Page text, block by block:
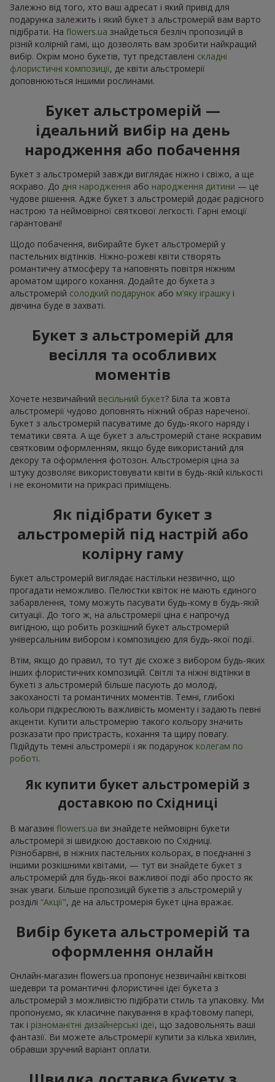
Залежно від того, хто ваш адресат і який привід для
подарунка залежить і який букет з альстромерій вам варто
підібрати. На flowers.ua знайдеться безліч пропозицій в
різній колірній гамі, що дозволять вам зробити найкращий
вибір. Окрім моно букетів, тут представлені складні
флористичні композиції, де квіти альстромерії
доповнюються іншими рослинами.
Букет альстромерій —
ідеальний вибір на день
народження або побачення
Букет з альстромерій завжди виглядає ніжно і свіжо, а ще
яскраво. До дня народження або народження дитини — це
чудове рішення. Адже букет з альстромерій додає радісного
настрою та неймовірної святкової легкості. Гарні емоції
гарантовані!
Щодо побачення, вибирайте букет альстромерій у
пастельних відтінків. Ніжно-рожеві квіти створять
романтичну атмосферу та наповнять повітря ніжним
ароматом щирого кохання. Додайте до букета з
альстромерій солодкий подарунок або м’яку іграшку і
дівчина буде в захваті.
Букет з альстромерій для
весілля та особливих
моментів
Хочете незвичайний весільний букет? Біла та жовта
альстромерії чудово доповнять ніжний образ нареченої.
Букет з альстромерій пасуватиме до будь-якого наряду і
тематики свята. А ще букет з альстромерій стане яскравим
святковим оформленням, якщо буде використаний для
декору та оформлення фотозон. Альстромерія ціна за
штуку дозволяє використовувати квіти в будь-якій кількості
і не економити на прикрасі приміщень.
Як підібрати букет з
альстромерій під настрій або
колірну гаму
Букет альстромерій виглядає настільки незвично, що
прогадати неможливо. Пелюстки квіток не мають єдиного
забарвлення, тому можуть пасувати будь-кому в будь-якій
ситуації. До того ж, на альстромерії ціна є напрочуд
вигідною, що робить розкішний букет альстромерій
універсальним вибором і композицією для будь-якої події.
Втім, якщо до правил, то тут діє схоже з вибором будь-яких
інших флористичних композицій. Світлі та ніжні відтінки в
букеті з альстромерій більше пасують до молоді,
закоханості та романтичних моментів. Темні, глибокі
кольори підкреслюють важливість моменту і задають певні
акценти. Купити альстромерію такого кольору значить
розказати про пристрасть, кохання та щиру повагу.
Підійдуть темні альстромерії і як подарунок колегам по
роботі.
Як купити букет альстромерій з
доставкою по Східницi
В магазині flowers.ua ви знайдете неймовірні букети
альстромеріі зі швидкою доставкою по Східницi.
Різнобарвні, в ніжних пастельних кольорах, в поєднанні з
іншими розкішними квітами, — тут ви знайдете букет з
альстромерій для будь-якої важливої події або просто як
знак уваги. Більше пропозицій букетів з альстромерій у
розділі “Акції", де на альстромерія букет ціна вражає.
Вибір букета альстромерій та
оформлення онлайн
Онлайн-магазин flowers.ua пропонує незвичайні квіткові
шедеври та романтичні флористичні ідеї букета з
альстромерій з можливістю підібрати стиль та упаковку. Ми
пропонуємо, як класичне пакування в крафтовому папері,
так і різноманітні дизайнерські ідеї, що задовольнять ваші
фантазії. Ви можете альстромерії купити за кілька хвилин,
обравши зручний варіант оплати.